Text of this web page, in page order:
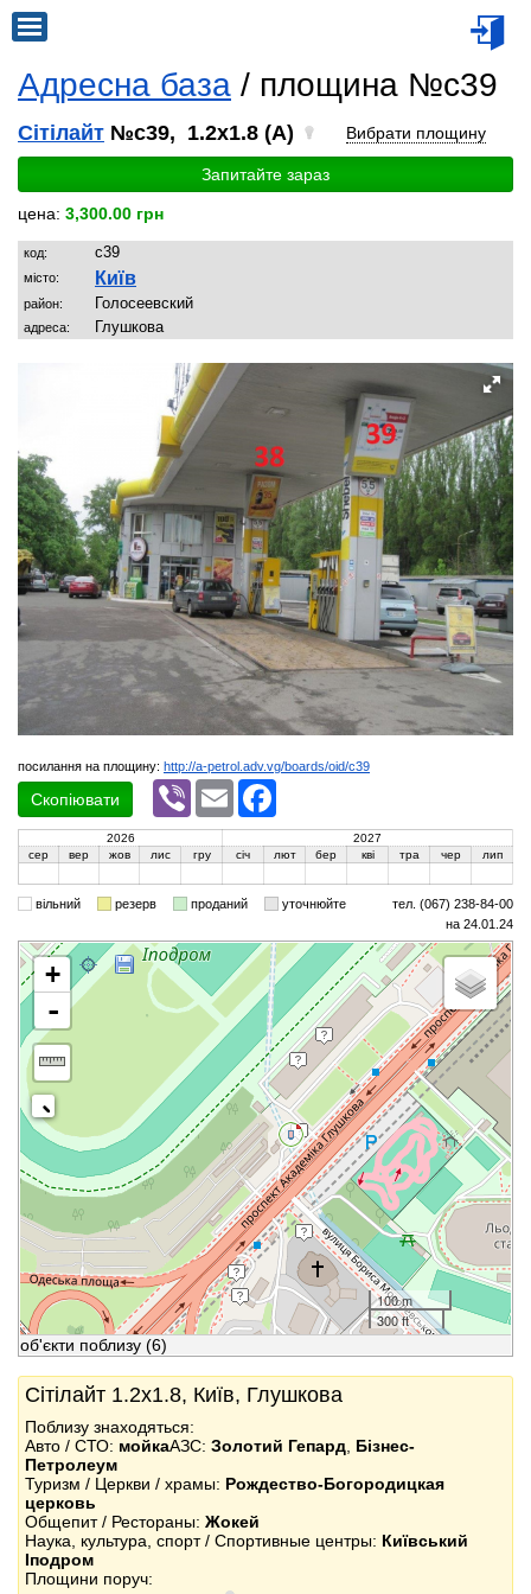
Адресна база / площина №c39
Сітілайт №c39, 1.2x1.8 (A) Вибрати площину
Запитайте зараз
цена: 3,300.00 грн
код: c39
місто: Київ
район: Голосеевский
адреса: Глушкова
посилання на площину: http://a-petrol.adv.vg/boards/oid/c39
Скопіювати
Viber Email
2026
2027
сер
вер жов лис гру січ лют бер кві тра чер лип
вільний резерв проданий уточнюйте
тел. (067) 238-84-00
на 24.01.24
+
-
100 m
300 ft
об'єкти поблизу (6)
Сітілайт 1.2x1.8, Київ, Глушкова
Поблизу знаходяться:
Авто / СТО: мойкаАЗС: Золотий Гепард Бізнес-
Петролеум
Туризм / Церкви / храмы: Рождество-Богородицкая
церковь
Общепит / Рестораны: Жокей
Наука, культура, спорт / Спортивные центры: Київський
Іподром
Площини поруч: